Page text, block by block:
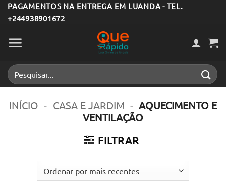
Skip
to
content
PAGAMENTOS NA ENTREGA EM LUANDA - TEL.
+244938901672
Pesquisar
por:
INÍCIO - CASA E JARDIM - AQUECIMENTO E
VENTILAÇÃO
FILTRAR